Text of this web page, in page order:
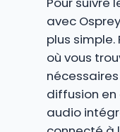
avec
plus
où vous
diffusion en
audio